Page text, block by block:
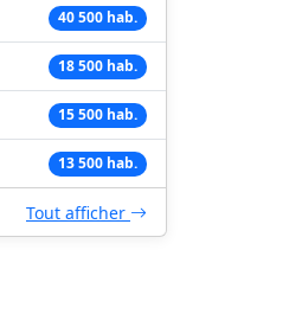
40 500 hab.
18 500 hab.
15 500 hab.
13 500 hab.
Tout afficher